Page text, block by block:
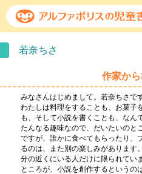
若奈ちさ
作家か
みなさんはじめまして。若奈ちさです
わたしは料理をすることも、お菓子
も、そして小説を書くことも、なん
たんなる趣味なので、だいたいのと
ですが、誰かに食べてもらったり、
るのは、また別の楽しみがあります
分の近くにいる人だけに限られてい
ところが、小説を創作するというの